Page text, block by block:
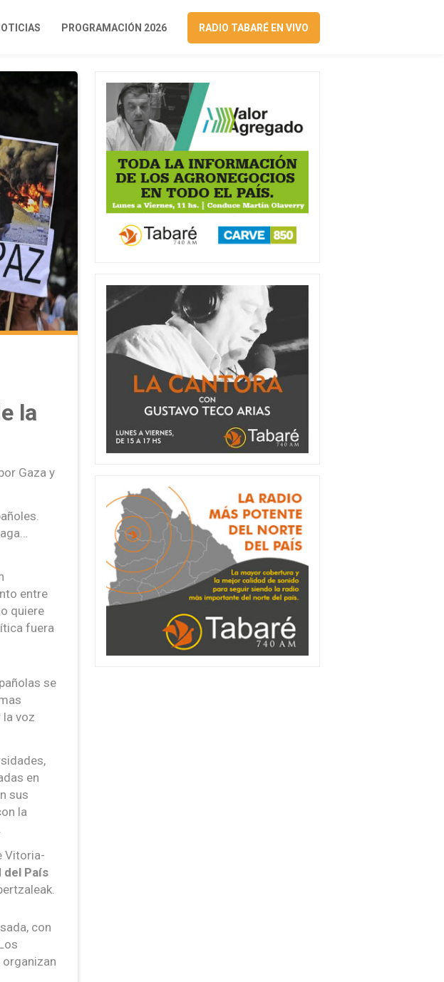
PROGRAMACIÓN 2026 RADIO TABARÉ EN VIVO
la
Gaza y
entre
quiere
fuera
se
la voz
en
sus
la
Vitoria-
del País
con